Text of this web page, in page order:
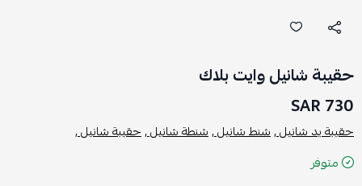
حقيبة شانيل وايت بلاك
730 SAR
حقيبة يد شانيل ,شنط شانيل ,شنطة شانيل ,حقيبة شانيل ,
متوفر